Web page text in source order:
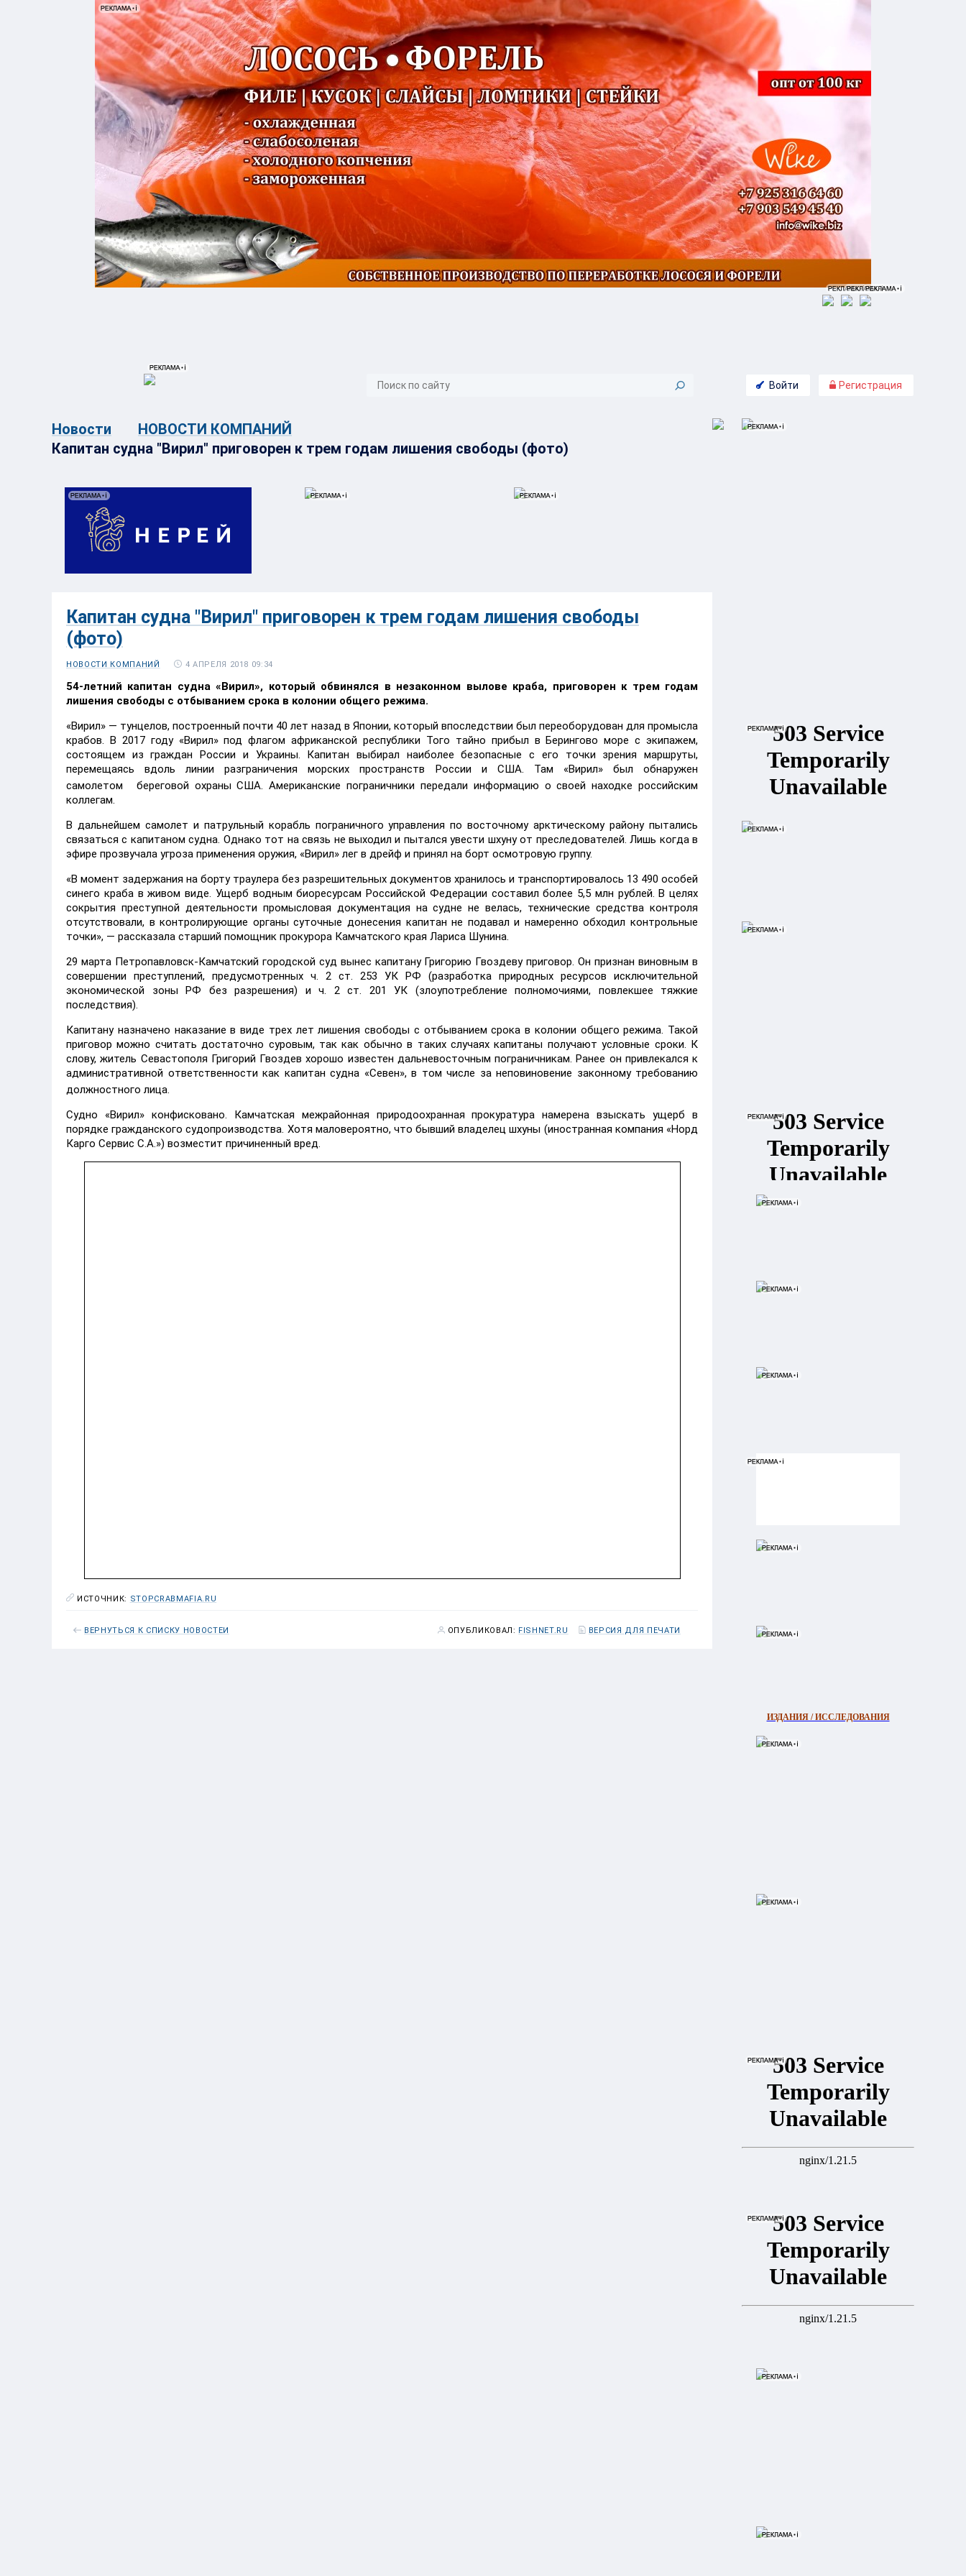
Войти Регистрация
Новости
НОВОСТИ КОМПАНИЙ
Капитан судна "Вирил" приговорен к трем годам лишения свободы (фото)
Капитан судна "Вирил" приговорен к трем годам лишения свободы
(фото)
НОВОСТИ КОМПАНИЙ 4 АПРЕЛЯ 2018 09:34
54-летний капитан судна «Вирил», который обвинялся в незаконном вылове краба, приговорен к трем годам
лишения свободы с отбыванием срока в колонии общего режима.
«Вирил» — тунцелов, построенный почти 40 лет назад в Японии, который впоследствии был переоборудован для промысла
крабов. В 2017 году «Вирил» под флагом африканской республики Того тайно прибыл в Берингово море с экипажем,
состоящем из граждан России и Украины. Капитан выбирал наиболее безопасные с его точки зрения маршруты,
перемещаясь вдоль линии разграничения морских пространств России и США. Там «Вирил» был обнаружен
самолетом
береговой охраны США. Американские пограничники передали информацию о своей находке российским
коллегам.
В дальнейшем самолет и патрульный корабль пограничного управления по восточному арктическому району пытались
связаться с капитаном судна. Однако тот на связь не выходил и пытался увести шхуну от преследователей. Лишь когда в
эфире прозвучала угроза применения оружия, «Вирил» лег в дрейф и принял на борт осмотровую группу.
«В момент задержания на борту траулера без разрешительных документов хранилось и транспортировалось 13 490 особей
синего краба в живом виде. Ущерб водным биоресурсам Российской Федерации составил более 5,5 млн рублей. В целях
сокрытия преступной деятельности промысловая документация на судне не велась, технические средства контроля
отсутствовали, в контролирующие органы суточные донесения капитан не подавал и намеренно обходил контрольные
точки», — рассказала старший помощник прокурора Камчатского края Лариса Шунина.
29 марта Петропавловск-Камчатский городской суд вынес капитану Григорию Гвоздеву приговор. Он признан виновным в
совершении преступлений, предусмотренных ч. 2 ст. 253 УК РФ (разработка природных ресурсов исключительной
экономической зоны РФ без разрешения) и ч. 2 ст. 201 УК (злоупотребление полномочиями, повлекшее тяжкие
последствия).
Капитану назначено наказание в виде трех лет лишения свободы с отбыванием срока в колонии общего режима. Такой
приговор можно считать достаточно суровым, так как обычно в таких случаях капитаны получают условные сроки. К
слову, житель Севастополя Григорий Гвоздев хорошо известен дальневосточным пограничникам. Ранее он привлекался к
административной ответственности как капитан судна «Севен», в том числе за неповиновение законному требованию
должностного лица.
Судно «Вирил» конфисковано. Камчатская межрайонная природоохранная прокуратура намерена взыскать ущерб в
порядке гражданского судопроизводства. Хотя маловероятно, что бывший владелец шхуны (иностранная компания «Норд
Карго Сервис С.А.») возместит причиненный вред.
ИСТОЧНИК: STOPCRABMAFIA.RU
ВЕРНУТЬСЯ К СПИСКУ НОВОСТЕЙ ОПУБЛИКОВАЛ: FISHNET.RU ВЕРСИЯ ДЛЯ ПЕЧАТИ
ИЗДАНИЯ / ИССЛЕДОВАНИЯ